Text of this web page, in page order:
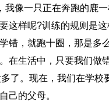
我像一只正在奔跑的鹿
这样呢?训练的规则是
错，就跑十圈，那是多
在生活中，只要我们做
了。现在，我们在学
己的父母。